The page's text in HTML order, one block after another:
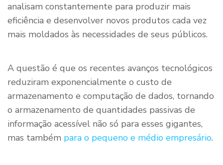
analisam constantemente para produzir mais
eficiência e desenvolver novos produtos cada vez
mais moldados às necessidades de seus públicos.
A questão é que os recentes avanços tecnológicos
reduziram exponencialmente o custo de
armazenamento e computação de dados, tornando
o armazenamento de quantidades passivas de
informação acessível não só para esses gigantes,
mas também para o pequeno e médio empresário.